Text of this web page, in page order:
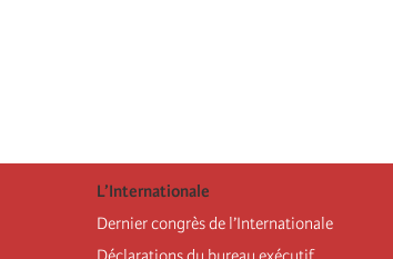
L’Internationale
Dernier congrès de l’Internationale